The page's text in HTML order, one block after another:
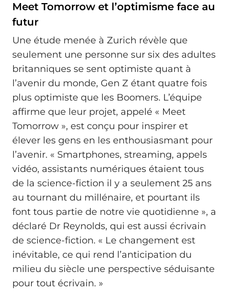
Meet Tomorrow et l’optimisme face au
futur
Une étude menée à Zurich révèle que
seulement une personne sur six des adultes
britanniques se sent optimiste quant à
l’avenir du monde, Gen Z étant quatre fois
plus optimiste que les Boomers. L’équipe
affirme que leur projet, appelé « Meet
Tomorrow », est conçu pour inspirer et
élever les gens en les enthousiasmant pour
l’avenir. « Smartphones, streaming, appels
vidéo, assistants numériques étaient tous
de la science-fiction il y a seulement 25 ans
au tournant du millénaire, et pourtant ils
font tous partie de notre vie quotidienne », a
déclaré Dr Reynolds, qui est aussi écrivain
de science-fiction. « Le changement est
inévitable, ce qui rend l’anticipation du
milieu du siècle une perspective séduisante
pour tout écrivain. »